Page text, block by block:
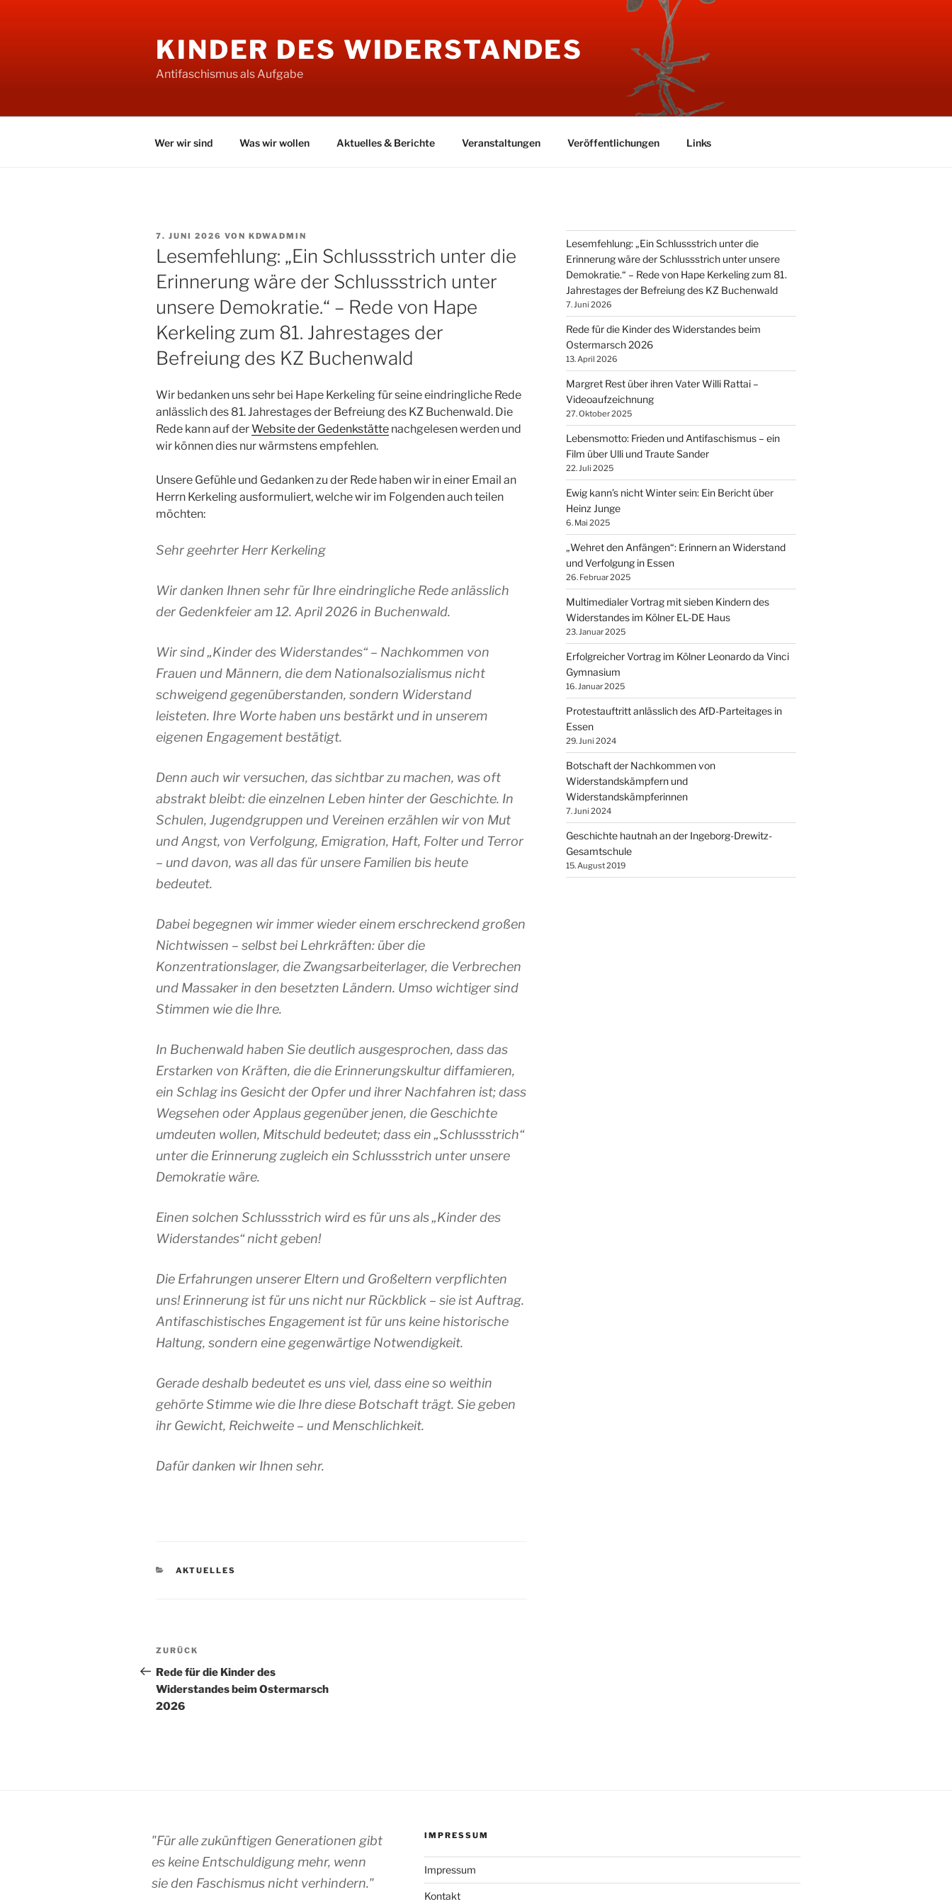
KINDER DES WIDERSTANDES
Antifaschismus als Aufgabe
Wer wir sind Was wir wollen Aktuelles & Berichte Veranstaltungen Veröffentlichungen Links
VERÖFFENTLICHT
AM
7. JUNI 2026 VON KDWADMIN
Lesemfehlung: „Ein Schlussstrich unter die
Erinnerung wäre der Schlussstrich unter
unsere Demokratie.“ – Rede von Hape
Kerkeling zum 81. Jahrestages der
Befreiung des KZ Buchenwald
Wir bedanken uns sehr bei Hape Kerkeling für seine eindringliche Rede
anlässlich des 81. Jahrestages der Befreiung des KZ Buchenwald. Die
Rede kann auf derWebsite der Gedenkstätte nachgelesen werden und
wir können dies nur wärmstens empfehlen.
Unsere Gefühle und Gedanken zu der Rede haben wir in einer Email an
Herrn Kerkeling ausformuliert, welche wir im Folgenden auch teilen
möchten:
Sehr geehrter Herr Kerkeling
Wir danken Ihnen sehr für Ihre eindringliche Rede anlässlich
der Gedenkfeier am 12. April 2026 in Buchenwald.
Wir sind „Kinder des Widerstandes“ – Nachkommen von
Frauen und Männern, die dem Nationalsozialismus nicht
schweigend gegenüberstanden, sondern Widerstand
leisteten. Ihre Worte haben uns bestärkt und in unserem
eigenen Engagement bestätigt.
Denn auch wir versuchen, das sichtbar zu machen, was oft
abstrakt bleibt: die einzelnen Leben hinter der Geschichte. In
Schulen, Jugendgruppen und Vereinen erzählen wir von Mut
und Angst, von Verfolgung, Emigration, Haft, Folter und Terror
– und davon, was all das für unsere Familien bis heute
bedeutet.
Dabei begegnen wir immer wieder einem erschreckend großen
Nichtwissen – selbst bei Lehrkräften: über die
Konzentrationslager, die Zwangsarbeiterlager, die Verbrechen
und Massaker in den besetzten Ländern. Umso wichtiger sind
Stimmen wie die Ihre.
In Buchenwald haben Sie deutlich ausgesprochen, dass das
Erstarken von Kräften, die die Erinnerungskultur diffamieren,
ein Schlag ins Gesicht der Opfer und ihrer Nachfahren ist; dass
Wegsehen oder Applaus gegenüber jenen, die Geschichte
umdeuten wollen, Mitschuld bedeutet; dass ein „Schlussstrich“
unter die Erinnerung zugleich ein Schlussstrich unter unsere
Demokratie wäre.
Einen solchen Schlussstrich wird es für uns als „Kinder des
Widerstandes“ nicht geben!
Die Erfahrungen unserer Eltern und Großeltern verpflichten
uns! Erinnerung ist für uns nicht nur Rückblick – sie ist Auftrag.
Antifaschistisches Engagement ist für uns keine historische
Haltung, sondern eine gegenwärtige Notwendigkeit.
Gerade deshalb bedeutet es uns viel, dass eine so weithin
gehörte Stimme wie die Ihre diese Botschaft trägt. Sie geben
ihr Gewicht, Reichweite – und Menschlichkeit.
Dafür danken wir Ihnen sehr.
KATEGORIEN
AKTUELLES
Beitragsnavigation
Vorheriger
Beitrag
ZURÜCK
Rede für die Kinder des
Widerstandes beim Ostermarsch
2026
Lesemfehlung: „Ein Schlussstrich unter die
Erinnerung wäre der Schlussstrich unter unsere
Demokratie.“ – Rede von Hape Kerkeling zum 81.
Jahrestages der Befreiung des KZ Buchenwald
7. Juni 2026
Rede für die Kinder des Widerstandes beim
Ostermarsch 2026
13. April 2026
Margret Rest über ihren Vater Willi Rattai –
Videoaufzeichnung
27. Oktober 2025
Lebensmotto: Frieden und Antifaschismus – ein
Film über Ulli und Traute Sander
22. Juli 2025
Ewig kann’s nicht Winter sein: Ein Bericht über
Heinz Junge
6. Mai 2025
„Wehret den Anfängen“: Erinnern an Widerstand
und Verfolgung in Essen
26. Februar 2025
Multimedialer Vortrag mit sieben Kindern des
Widerstandes im Kölner EL-DE Haus
23. Januar 2025
Erfolgreicher Vortrag im Kölner Leonardo da Vinci
Gymnasium
16. Januar 2025
Protestauftritt anlässlich des AfD-Parteitages in
Essen
29. Juni 2024
Botschaft der Nachkommen von
Widerstandskämpfern und
Widerstandskämpferinnen
7. Juni 2024
Geschichte hautnah an der Ingeborg-Drewitz-
Gesamtschule
15. August 2019
"Für alle zukünftigen Generationen gibt
es keine Entschuldigung mehr, wenn
sie den Faschismus nicht verhindern."
IMPRESSUM
Impressum
Kontakt